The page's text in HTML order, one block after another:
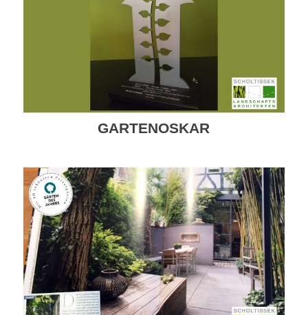
GARTENOSKAR